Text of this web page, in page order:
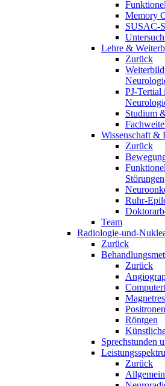
Memory
SUSAC-
Lehre &
Zurück
PJ-
Studium
Wissenschaft &
Zurück
Störungen
Ruhr-
Team
Radiologie-und-
Zurück
Zurück
Röntgen
Sprechstunden
Zurück